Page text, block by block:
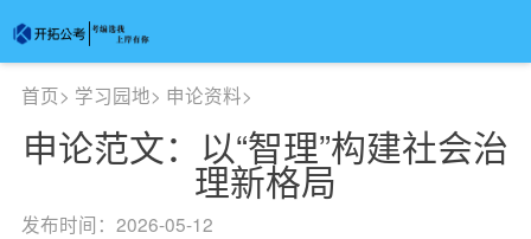
首页> 学习园地> 申论资料>
申论范文：以“智理”构建社会治
理新格局
发布时间：2026-05-12